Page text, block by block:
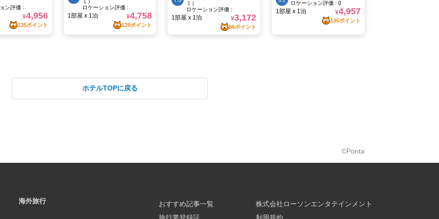
ホテルTOPに戻る
©Ponta
海外旅行
おすすめ記事一覧
株式会社ローソンエンタテインメント